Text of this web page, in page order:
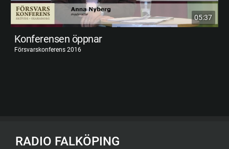
05:37
Konferensen öppnar
Försvarskonferens 2016
RADIO FALKÖPING